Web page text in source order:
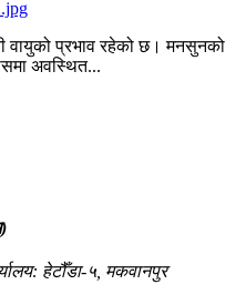
वायुको प्रभाव रहेको छ। मनसुनको
अवस्थित...
हेटौँडा-५, मकवानपुर